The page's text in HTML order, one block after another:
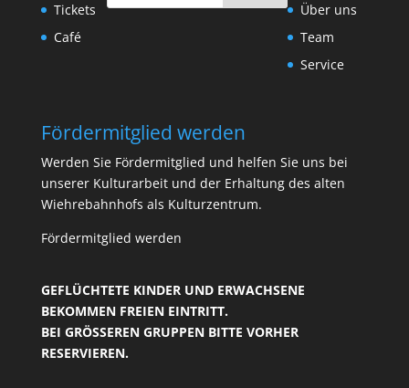
Tickets
Café
Über uns
Team
Service
Fördermitglied werden
Werden Sie Fördermitglied und helfen Sie uns bei
unserer Kulturarbeit und der Erhaltung des alten
Wiehrebahnhofs als Kulturzentrum.
Fördermitglied werden
GEFLÜCHTETE KINDER UND ERWACHSENE
BEKOMMEN FREIEN EINTRITT.
BEI GRÖSSEREN GRUPPEN BITTE VORHER R
ESERVIEREN.